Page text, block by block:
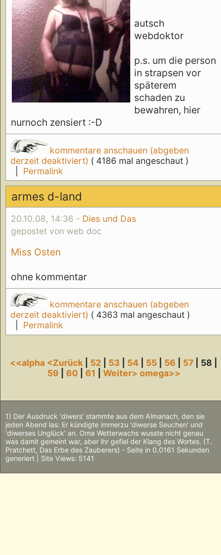
autsch
webdoktor
p.s. um die person
in strapsen vor
späterem
schaden zu
bewahren, hier
nurnoch zensiert :-D
kommentare anschauen (abgeben
derzeit deaktiviert) ( 4186 mal angeschaut )
Permalink
armes d-land
20.10.08, 14:36 - Dies und Das
gepostet von web doc
Miss Osten
ohne kommentar
kommentare anschauen (abgeben
derzeit deaktiviert) ( 4363 mal angeschaut )
Permalink
<<alpha <Zurück 52 53 54 55 56 57 | 58 |
59
60| 61 Weiter> omega>>
1) Der Ausdruck 'diwers' stammte aus dem Almanach, den sie
jeden Abend las: Er kündigte immerzu 'diwerse Seuchen' und
'diwerses Unglück' an. Oma Wetterwachs wusste nicht genau
was damit gemeint war, aber ihr gefiel der Klang des Wortes. (T.
Pratchett, Das Erbe des Zauberers) - Seite in 0.0161 Sekunden
generiert | Site Views: 5141